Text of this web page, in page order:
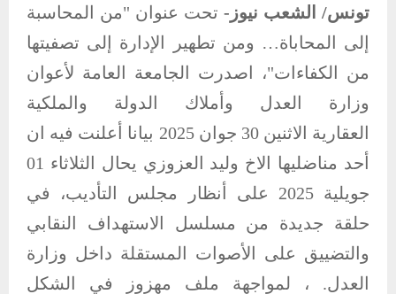
تونس/ الشعب نيوز- تحت عنوان "من المحاسبة
إلى المحاباة… ومن تطهير الإدارة إلى تصفيتها
من الكفاءات"، اصدرت الجامعة العامة لأعوان
وزارة العدل وأملاك الدولة والملكية
العقارية الاثنين 30 جوان 2025 بيانا أعلنت فيه ان
أحد مناضليها الاخ وليد العزوزي يحال الثلاثاء 01
جويلية 2025 على أنظار مجلس التأديب، في
حلقة جديدة من مسلسل الاستهداف النقابي
والتضييق على الأصوات المستقلة داخل وزارة
العدل. ، لمواجهة ملف مهزوز في الشكل